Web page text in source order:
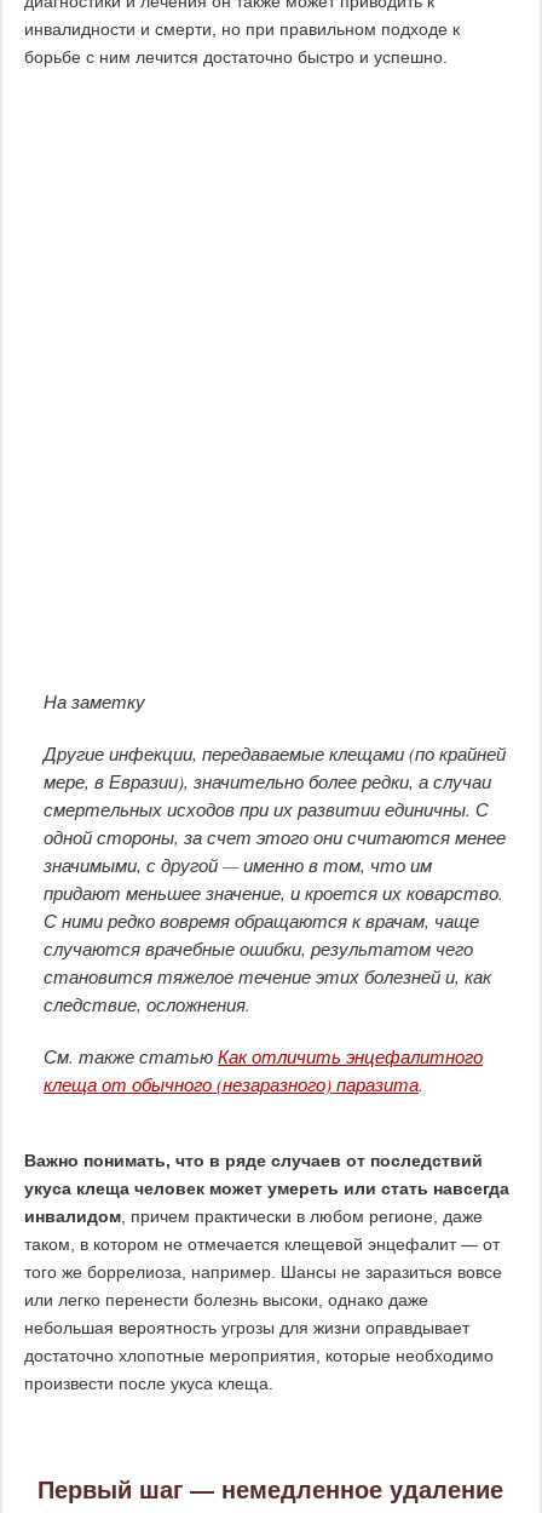
инвалидности и смерти, но при правильном подходе к
борьбе с ним лечится достаточно быстро и успешно.
На заметку
Другие инфекции, передаваемые клещами (по крайней
мере, в Евразии), значительно более редки, а случаи
смертельных исходов при их развитии единичны. С
одной стороны, за счет этого они считаются менее
значимыми, с другой — именно в том, что им
придают меньшее значение, и кроется их коварство.
С ними редко вовремя обращаются к врачам, чаще
случаются врачебные ошибки, результатом чего
становится тяжелое течение этих болезней и, как
следствие, осложнения.
См. также статью Как отличить энцефалитного
клеща от обычного (незаразного) паразита.
Важно понимать, что в ряде случаев от последствий
укуса клеща человек может умереть или стать навсегда
инвалидом, причем практически в любом регионе, даже
таком, в котором не отмечается клещевой энцефалит — от
того же боррелиоза, например. Шансы не заразиться вовсе
или легко перенести болезнь высоки, однако даже
небольшая вероятность угрозы для жизни оправдывает
достаточно хлопотные мероприятия, которые необходимо
произвести после укуса клеща.
Первый шаг — немедленное удаление